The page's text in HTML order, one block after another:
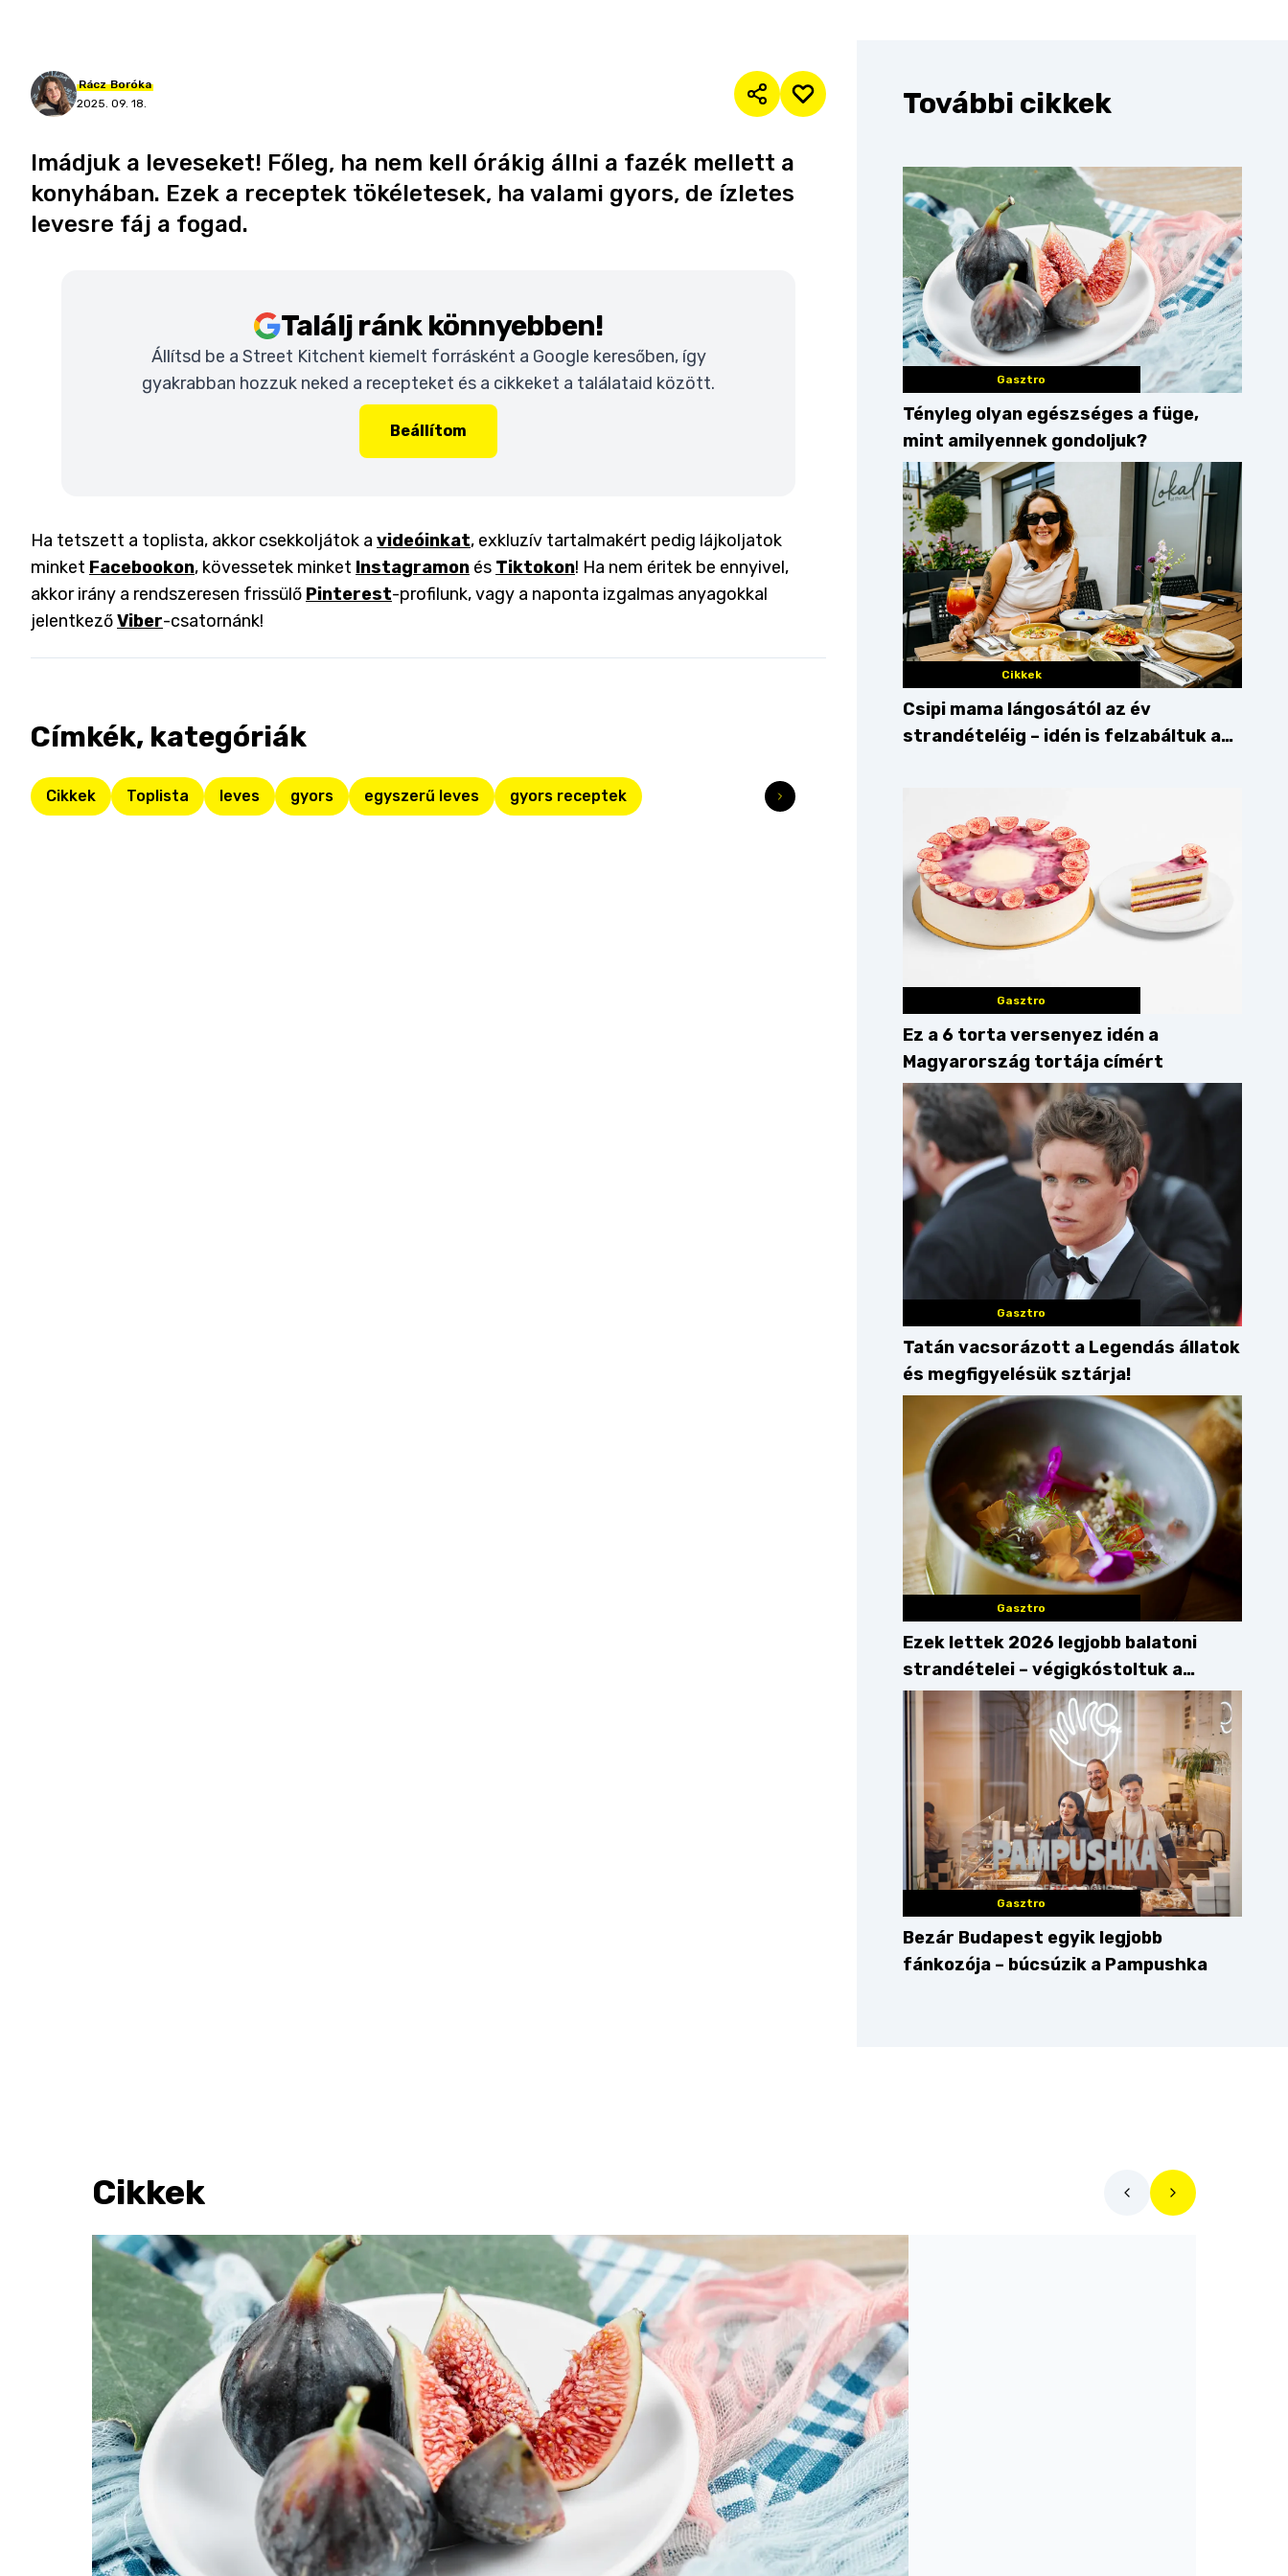
Rácz Boróka
2025. 09. 18.
Imádjuk a leveseket! Főleg, ha nem kell órákig állni a fazék mellett a
konyhában. Ezek a receptek tökéletesek, ha valami gyors, de ízletes
levesre fáj a fogad.
Találj ránk könnyebben!
Állítsd be a Street Kitchent kiemelt forrásként a Google keresőben, így
gyakrabban hozzuk neked a recepteket és a cikkeket a találataid között.
Beállítom
Ha tetszett a toplista, akkor csekkoljátok a videóinkat, exkluzív tartalmakért pedig lájkoljatok
minket Facebookon, kövessetek minket Instagramon és Tiktokon! Ha nem éritek be ennyivel,
akkor irány a rendszeresen frissülő Pinterest-profilunk, vagy a naponta izgalmas anyagokkal
jelentkezőViber-csatornánk!
Címkék, kategóriák
Cikkek Toplista leves gyors egyszerű leves gyors receptek
További cikkek
Gasztro
Tényleg olyan egészséges a füge,
mint amilyennek gondoljuk?
Cikkek
Csipi mama lángosától az év
strandételéig – idén is felzabáltuk a
Gasztro
Ez a 6 torta versenyez idén a
Magyarország tortája címért
Gasztro
Tatán vacsorázott a Legendás állatok
és megfigyelésük sztárja!
Gasztro
Ezek lettek 2026 legjobb balatoni
strandételei – végigkóstoltuk a
győzteseket
Gasztro
Bezár Budapest egyik legjobb
fánkozója – búcsúzik a Pampushka
Cikkek